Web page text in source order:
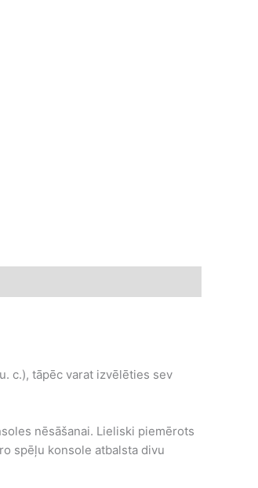
c.), tāpēc varat izvēlēties sev
nēsāšanai. Lieliski piemērots
spēļu konsole atbalsta divu